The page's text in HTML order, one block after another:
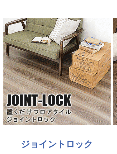
ジョイントロック